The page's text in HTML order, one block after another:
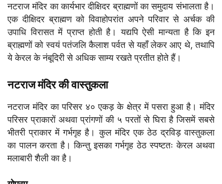
नटराज मंदिर का कार्यभार दीक्षिदर ब्राह्मणों का समुदाय संभालता है।
एक दीक्षिदर ब्राह्मण को विवाहोपरांत अपने परिवार से अर्चक की
उपाधि विरासत में प्राप्त होती है। यद्यपि ऐसी मान्यता है कि इन
ब्राह्मणों को स्वयं पतंजलि कैलाश पर्वत से यहाँ लेकर आए थे, तथापि
ये केरल के नंबूदिरी से अधिक साम्य रखते प्रतीत होते हैं।
नटराज मंदिर की वास्तुकला
नटराज मंदिर का परिसर ४० एकड़ के क्षेत्र में पसरा हुआ है। मंदिर
परिसर प्राकारों अथवा प्रांगणों की ५ परतों से घिरा है जिसमें सबसे
भीतरी प्राकार में गर्भगृह है। कुल मंदिर एक ठेठ द्रविड़ वास्तुकला
का पालन करता है। किन्तु इसका गर्भगृह ठेठ स्पष्टतः केरल अथवा
मलाबारी शैली का है।